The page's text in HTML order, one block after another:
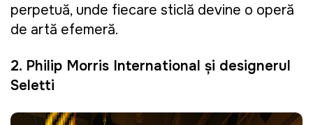
perpetuă, unde fiecare sticlă devine o operă
de artă efemeră.
2. Philip Morris International și designerul
Seletti